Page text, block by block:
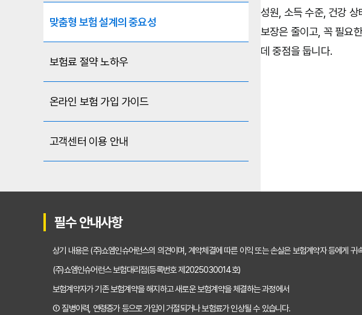
맞춤형 보험 설계의 중요성
보험료 절약 노하우
온라인 보험 가입 가이드
고객센터 이용 안내
성원, 소득 수준, 건강
보장은 줄이고, 꼭 필요
데 중점을 둡니다.
필수 안내사항
상기 내용은 (주)쇼엠인슈어런스의 의견이며, 계약체결에 따른 이익 또는 손실은 보험계약자 등에게 귀
(주)쇼엠인슈어런스 보험대리점(등록번호 제2025030014호)
보험계약자가 기존 보험계약을 해지하고 새로운 보험계약을 체결하는 과정에서
① 질병이력, 연령증가 등으로 가입이 거절되거나 보험료가 인상될 수 있습니다.